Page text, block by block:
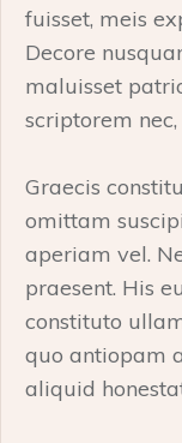
fuisset, meis
Decore
maluisset
scriptorem
Graecis
omittam
aperiam vel.
praesent. His
constituto
quo antiopam
aliquid